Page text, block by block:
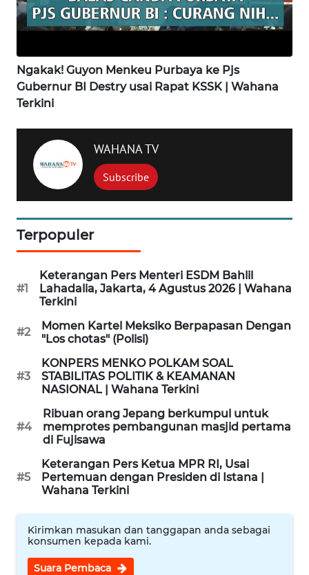
Ngakak! Guyon Menkeu Purbaya ke Pjs
Gubernur BI Destry usai Rapat KSSK | Wahana
Terkini
WAHANA TV
Subscribe
Terpopuler
#1
Keterangan Pers Menteri ESDM Bahlil
Lahadalia, Jakarta, 4 Agustus 2026 | Wahana
Terkini
#2
Momen Kartel Meksiko Berpapasan Dengan
"Los chotas" (Polisi)
#3
KONPERS MENKO POLKAM SOAL
STABILITAS POLITIK & KEAMANAN
NASIONAL | Wahana Terkini
#4
Ribuan orang Jepang berkumpul untuk
memprotes pembangunan masjid pertama
di Fujisawa
#5
Keterangan Pers Ketua MPR RI, Usai
Pertemuan dengan Presiden di Istana |
Wahana Terkini
Kirimkan masukan dan tanggapan anda sebagai
konsumen kepada kami.
Suara Pembaca
WN
MADURA
WN
SURABAYA
WN
NATUNA
WN
BINTAN
WN
MANDALIKA
WN
LIKUPANG
WN
LABUANBAJO
WN
BORNEO
Media
Group
NEWS